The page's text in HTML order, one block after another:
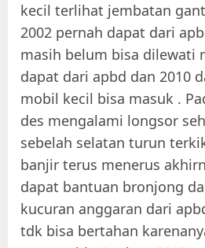
kecil terlihat jembatan
2002 pernah dapat dari
masih belum bisa dilewati
dapat dari apbd dan 2010
mobil kecil bisa masuk .
des mengalami longsor
sebelah selatan turun
banjir terus menerus
dapat bantuan bronjong
kucuran anggaran dari
tdk bisa bertahan